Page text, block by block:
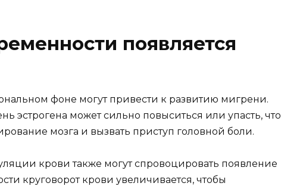
появляется
фоне могут привести к развитию мигрени.
эстрогена может сильно повыситься или упасть, что
мозга и вызвать приступ головной боли.
крови также могут спровоцировать появление
круговорот крови увеличивается, чтобы